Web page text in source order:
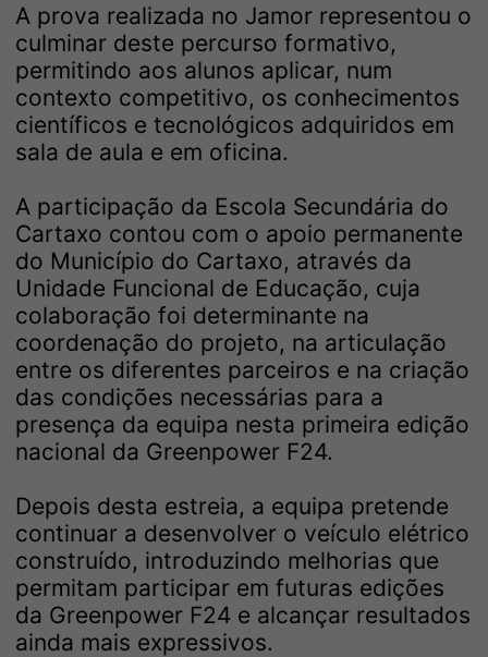
A prova realizada no Jamor representou o
culminar deste percurso formativo,
permitindo aos alunos aplicar, num
contexto competitivo, os conhecimentos
científicos e tecnológicos adquiridos em
sala de aula e em oficina.
A participação da Escola Secundária do
Cartaxo contou com o apoio permanente
do Município do Cartaxo, através da
Unidade Funcional de Educação, cuja
colaboração foi determinante na
coordenação do projeto, na articulação
entre os diferentes parceiros e na criação
das condições necessárias para a
presença da equipa nesta primeira edição
nacional da Greenpower F24.
Depois desta estreia, a equipa pretende
continuar a desenvolver o veículo elétrico
construído, introduzindo melhorias que
permitam participar em futuras edições
da Greenpower F24 e alcançar resultados
ainda mais expressivos.